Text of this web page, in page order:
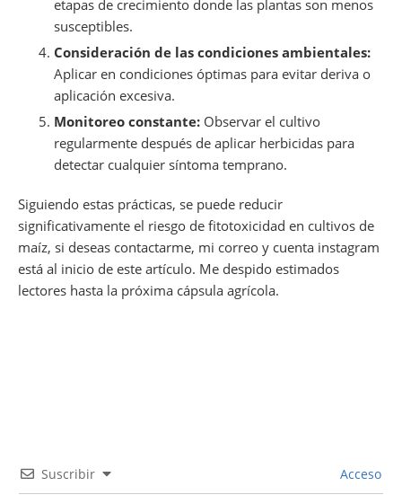
etapas de crecimiento donde las plantas son menos
susceptibles.
Consideración de las condiciones ambientales:
Aplicar en condiciones óptimas para evitar deriva o
aplicación excesiva.
Monitoreo constante: Observar el cultivo
regularmente después de aplicar herbicidas para
detectar cualquier síntoma temprano.
Siguiendo estas prácticas, se puede reducir
significativamente el riesgo de fitotoxicidad en cultivos de
maíz, si deseas contactarme, mi correo y cuenta instagram
está al inicio de este artículo. Me despido estimados
lectores hasta la próxima cápsula agrícola.
Suscribir Acceso